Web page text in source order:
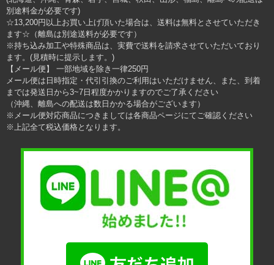
別途料金が必要です)
☆13,200円以上お買い上げ頂いた場合は、送料は無料とさせていただき
ます☆（離島は別途送料が必要です）
※持ち込み加工や特殊商品は、実費で送料を請求させていただいており
ます。(見積時に提示します。)
【メール便】 一部地域を除き一律250円
メール便は日時指定・代引引換のご利用はいただけません、また、到着
までは発送日から3~7日程度かかりますのでご了承ください
（沖縄、離島への配送は数日かかる場合がございます）
※メール便対応商品につきましては各商品ページにてご確認ください
※上記全て税込価格となります。